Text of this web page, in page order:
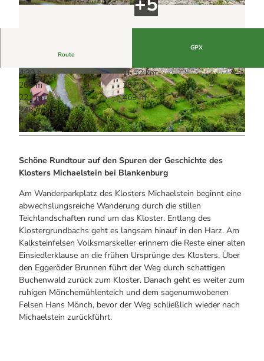
Bogenschiessen in Hohegeiss
Noch lange nicht Schicht im Schacht
Die Eisflüsterer: Harzer Falken
Einkaufen
© Kulturstiftung Sachsen-Anhalt, Kulturstiftung Sachsen-Anhalt
© Harzer Klöster, Harz: Magische Gebirgswelt © Harzer Klöster, Harz: Magische Gebirgswelt
Route
GPX
4:30 h
16,52 km
266 m
267 m
221 m
469 m
248 m
Schöne Rundtour auf den Spuren der Geschichte des
Klosters Michaelstein bei Blankenburg
Am Wanderparkplatz des Klosters Michaelstein beginnt eine
abwechslungsreiche Wanderung durch die stillen
Teichlandschaften rund um das Kloster. Entlang des
Klostergrundbachs geht es langsam hinauf in den Harz. Am
Kalksteinfelsen Volksmarskeller erinnern die Reste einer alten
Einsiedlerklause an die frühen Ursprünge des Klosters. Über
den Eggeröder Brunnen führt der Weg durch schattigen
Buchenwald zurück zum Kloster. Danach geht es weiter zum
ruhigen Mönchemühlenteich und dem sagenumwobenen
Felsen Hans Mönch, bevor der Weg schließlich wieder nach
Michaelstein zurückführt.